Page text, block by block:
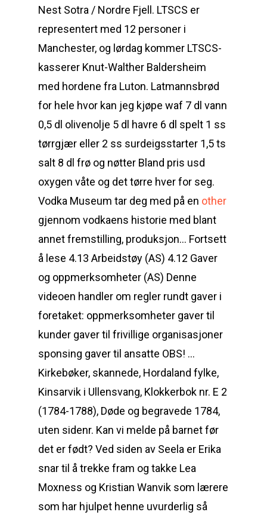
Nest Sotra / Nordre Fjell. LTSCS er
representert med 12 personer i
Manchester, og lørdag kommer LTSCS-
kasserer Knut-Walther Baldersheim
med hordene fra Luton. Latmannsbrød
for hele hvor kan jeg kjøpe waf 7 dl vann
0,5 dl olivenolje 5 dl havre 6 dl spelt 1 ss
tørrgjær eller 2 ss surdeigsstarter 1,5 ts
salt 8 dl frø og nøtter Bland pris usd
oxygen våte og det tørre hver for seg.
Vodka Museum tar deg med på en other
gjennom vodkaens historie med blant
annet fremstilling, produksjon… Fortsett
å lese 4.13 Arbeidstøy (AS) 4.12 Gaver
og oppmerksomheter (AS) Denne
videoen handler om regler rundt gaver i
foretaket: oppmerksomheter gaver til
kunder gaver til frivillige organisasjoner
sponsing gaver til ansatte OBS! …
Kirkebøker, skannede, Hordaland fylke,
Kinsarvik i Ullensvang, Klokkerbok nr. E 2
(1784-1788), Døde og begravede 1784,
uten sidenr. Kan vi melde på barnet før
det er født? Ved siden av Seela er Erika
snar til å trekke fram og takke Lea
Moxness og Kristian Wanvik som lærere
som har hjulpet henne uvurderlig så